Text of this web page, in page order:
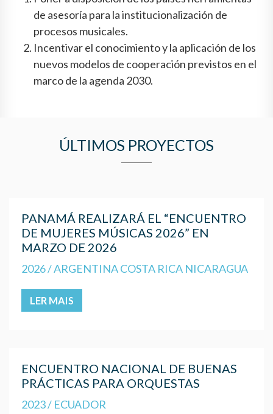
de asesoría para la institucionalización de
procesos musicales.
Incentivar el conocimiento y la aplicación de los
nuevos modelos de cooperación previstos en el
marco de la agenda 2030.
ÚLTIMOS PROYECTOS
PANAMÁ REALIZARÁ EL “ENCUENTRO
DE MUJERES MÚSICAS 2026” EN
MARZO DE 2026
2026 / ARGENTINA COSTA RICA NICARAGUA
LER MAIS
ENCUENTRO NACIONAL DE BUENAS
PRÁCTICAS PARA ORQUESTAS
2023 / ECUADOR